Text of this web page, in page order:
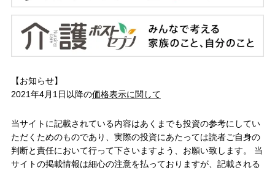
【お知らせ】
2021年4月1日以降の価格表示に関して
当サイトに記載されている内容はあくまでも投資の参考にしてい
ただくためのものであり、実際の投資にあたっては読者ご自身の
判断と責任において行って下さいますよう、お願い致します。 当
サイトの掲載情報は細心の注意を払っておりますが、記載される